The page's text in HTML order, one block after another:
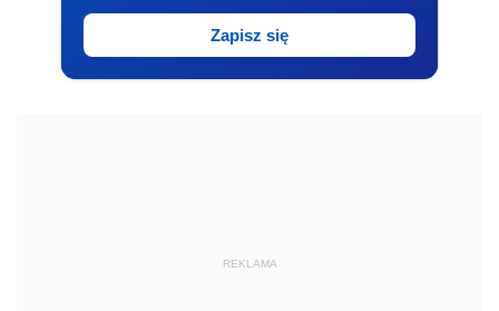
Zapisz się
REKLAMA